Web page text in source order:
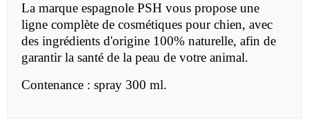
La marque espagnole PSH vous propose une
ligne complète de cosmétiques pour chien, avec
des ingrédients d'origine 100% naturelle, afin de
garantir la santé de la peau de votre animal.
Contenance : spray 300 ml.